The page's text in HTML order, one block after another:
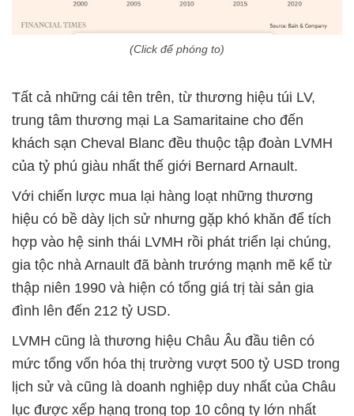
(Click để phóng to)
Tất cả những cái tên trên, từ thương hiệu túi LV,
trung tâm thương mại La Samaritaine cho đến
khách sạn Cheval Blanc đều thuộc tập đoàn LVMH
của tỷ phú giàu nhất thế giới Bernard Arnault.
Với chiến lược mua lại hàng loạt những thương
hiệu có bề dày lịch sử nhưng gặp khó khăn để tích
hợp vào hệ sinh thái LVMH rồi phát triển lại chúng,
gia tộc nhà Arnault đã bành trướng mạnh mẽ kể từ
thập niên 1990 và hiện có tổng giá trị tài sản gia
đình lên đến 212 tỷ USD.
LVMH cũng là thương hiệu Châu Âu đầu tiên có
mức tổng vốn hóa thị trường vượt 500 tỷ USD trong
lịch sử và cũng là doanh nghiệp duy nhất của Châu
lục được xếp hạng trong top 10 công ty lớn nhất